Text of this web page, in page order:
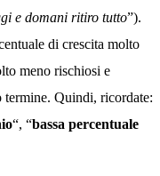
e domani ritiro tutto”).
di crescita molto
meno rischiosi e
termine. Quindi, ricordate:
“, “bassa percentuale